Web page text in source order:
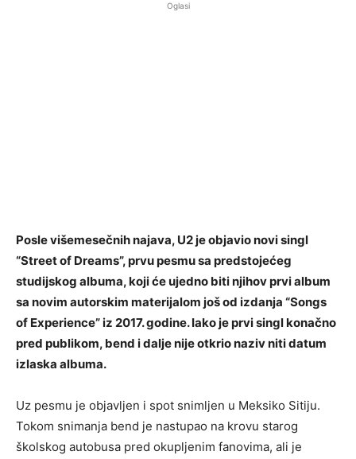
Oglasi
Posle višemesečnih najava, U2 je objavio novi singl
“Street of Dreams”, prvu pesmu sa predstojećeg
studijskog albuma, koji će ujedno biti njihov prvi album
sa novim autorskim materijalom još od izdanja “Songs
of Experience” iz 2017. godine. Iako je prvi singl konačno
pred publikom, bend i dalje nije otkrio naziv niti datum
izlaska albuma.
Uz pesmu je objavljen i spot snimljen u Meksiko Sitiju.
Tokom snimanja bend je nastupao na krovu starog
školskog autobusa pred okupljenim fanovima, ali je